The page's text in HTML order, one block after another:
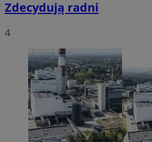
Zdecydują radni
4